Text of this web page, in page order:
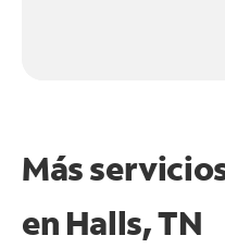
Más
en Halls, TN